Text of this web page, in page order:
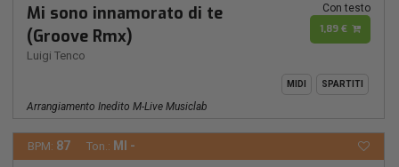
Mi sono innamorato di te
(Groove Rmx)
Luigi Tenco
Con testo
1,89 €
MIDI SPARTITI
Arrangiamento Inedito M-Live Musiclab
BPM: 87 Ton.: MI -